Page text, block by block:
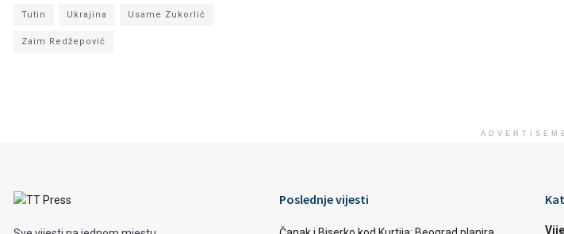
Tutin Ukrajina Usame Zukorlić
Zaim Redžepović
Poslednje vijesti